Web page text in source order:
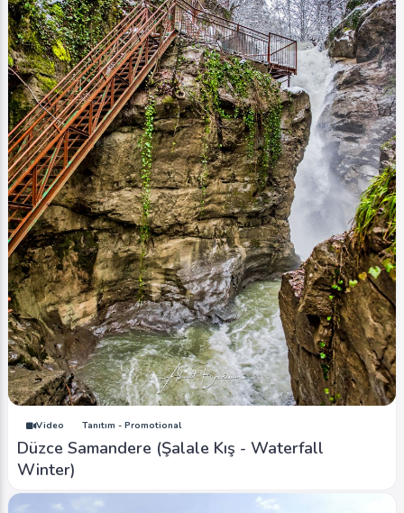
Video Tanıtım - Promotional
Düzce Samandere (Şalale Kış - Waterfall
Winter)